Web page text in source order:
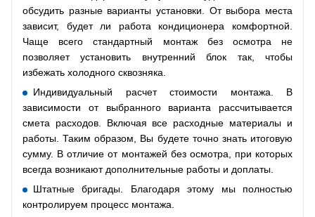
обсудить разные варианты установки. От выбора места
зависит, будет ли работа кондиционера комфортной.
Чаще всего стандартный монтаж без осмотра не
позволяет установить внутренний блок так, чтобы
избежать холодного сквозняка.
Индивидуальный расчет стоимости монтажа. В
зависимости от выбранного варианта рассчитывается
смета расходов. Включая все расходные материалы и
работы. Таким образом, Вы будете точно знать итоговую
сумму. В отличие от монтажей без осмотра, при которых
всегда возникают дополнительные работы и доплаты.
Штатные бригады. Благодаря этому мы полностью
контролируем процесс монтажа.